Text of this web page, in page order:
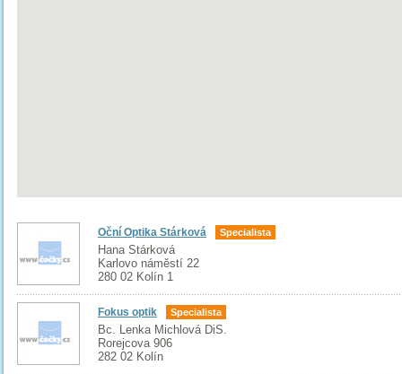
Oční Optika Stárková Specialista
Hana Stárková
Karlovo náměstí 22
280 02 Kolín 1
Fokus optik Specialista
Bc. Lenka Michlová DiS.
Rorejcova 906
282 02 Kolín